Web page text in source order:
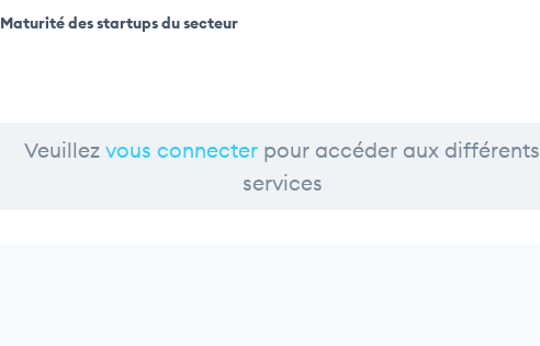
Maturité des startups du secteur
Veuillez vous connecter pour accéder aux différents
services